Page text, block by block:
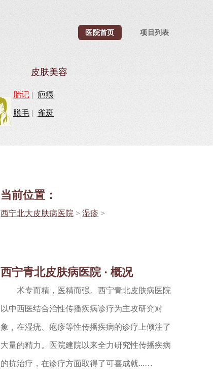
医院首页 项目列表
皮肤美容
胎记 | 疤痕
脱毛 | 雀斑
当前位置：
西宁北大皮肤病医院 >湿疹 >
西宁青北皮肤病医院 · 概况
术专而精，医精而强。西宁青北皮肤病医院
以中西医结合治性传播疾病诊疗为主攻研究对
象，在湿疣、疱疹等性传播疾病的诊疗上倾注了
大量的精力。医院建院以来全力研究性传播疾病
的抗治疗，在诊疗方面取得了可喜成就...…